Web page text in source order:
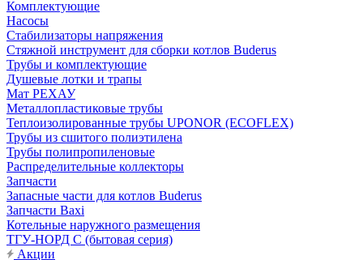
Комплектующие
Насосы
Стабилизаторы напряжения
Стяжной инструмент для сборки котлов Buderus
Трубы и комплектующие
Душевые лотки и трапы
Мат РЕХАУ
Металлопластиковые трубы
Теплоизолированные трубы UPONOR (ECOFLEX)
Трубы из сшитого полиэтилена
Трубы полипропиленовые
Распределительные коллекторы
Запчасти
Запасные части для котлов Buderus
Запчасти Baxi
Котельные наружного размещения
ТГУ-НОРД С (бытовая серия)
Акции